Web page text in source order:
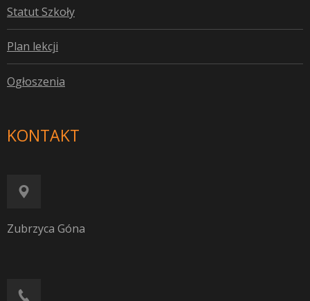
Statut Szkoły
Plan lekcji
Ogłoszenia
KONTAKT
Zubrzyca Góna